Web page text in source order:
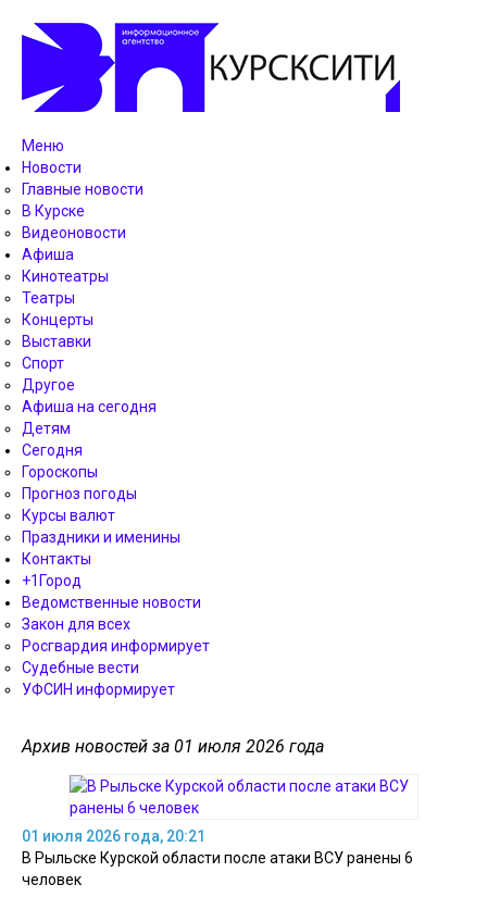
Меню
Новости
Главные новости
В Курске
Видеоновости
Афиша
Кинотеатры
Театры
Концерты
Выставки
Спорт
Другое
Афиша на сегодня
Детям
Сегодня
Гороскопы
Прогноз погоды
Курсы валют
Праздники и именины
Контакты
+1Город
Ведомственные новости
Закон для всех
Росгвардия информирует
Судебные вести
УФСИН информирует
Архив новостей за 01 июля 2026 года
01 июля 2026 года, 20:21
В Рыльске Курской области после атаки ВСУ ранены 6
человек